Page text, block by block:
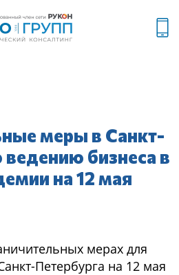
меры в Санкт-
ведению бизнеса в
на 12 мая
мерах для
Петербурга на 12 мая